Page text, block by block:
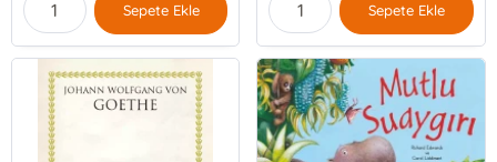
Sepete Ekle Sepete Ekle